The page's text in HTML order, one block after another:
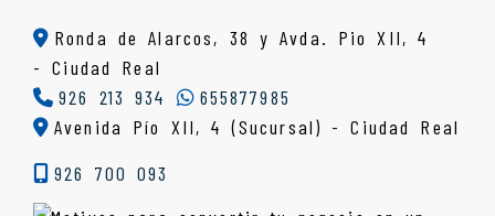
Ronda de Alarcos, 38 y Avda. Pio XII, 4
-Ciudad Real
926 213 934
655877985
Avenida Pío XII, 4 (Sucursal) - Ciudad Real
926 700 093